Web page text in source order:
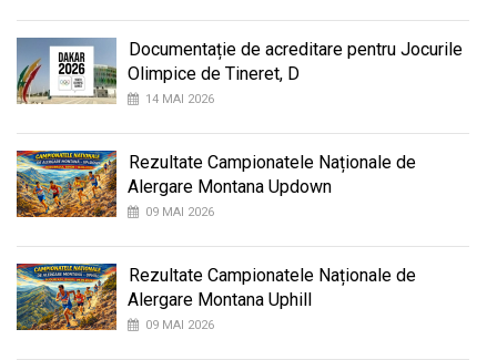
Documentație de acreditare pentru Jocurile
Olimpice de Tineret, D
14 MAI 2026
Rezultate Campionatele Naționale de
Alergare Montana Updown
09 MAI 2026
Rezultate Campionatele Naționale de
Alergare Montana Uphill
09 MAI 2026